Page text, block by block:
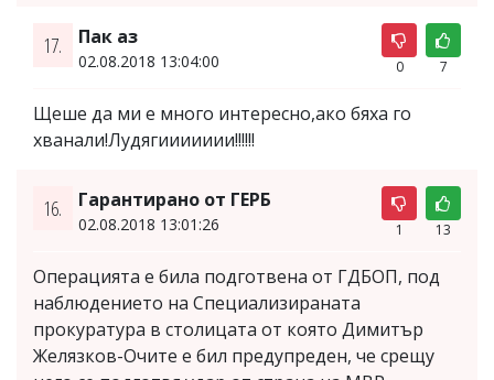
17. Пак аз
02.08.2018 13:04:00 0 7
Щеше да ми е много интересно,ако бяха го
хванали!Лудягиииииии!!!!!!
16. Гарантирано от ГЕРБ
02.08.2018 13:01:26 1 13
Операцията е била подготвена от ГДБОП, под
наблюдението на Специализираната
прокуратура в столицата от която Димитър
Желязков-Очите е бил предупреден, че срещу